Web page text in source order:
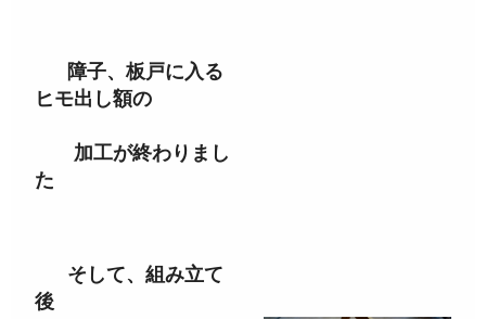
障子、板戸に入る
ヒモ出し額の
加工が終わりまし
た
そして、組み立て
後